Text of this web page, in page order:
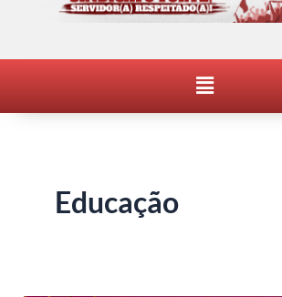
Menu
Educação